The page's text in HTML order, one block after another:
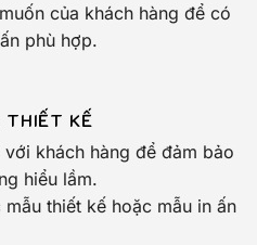
của khách hàng để có
phù hợp.
THIẾT KẾ
khách hàng để đảm bảo
hiểu lầm.
thiết kế hoặc mẫu in ấn